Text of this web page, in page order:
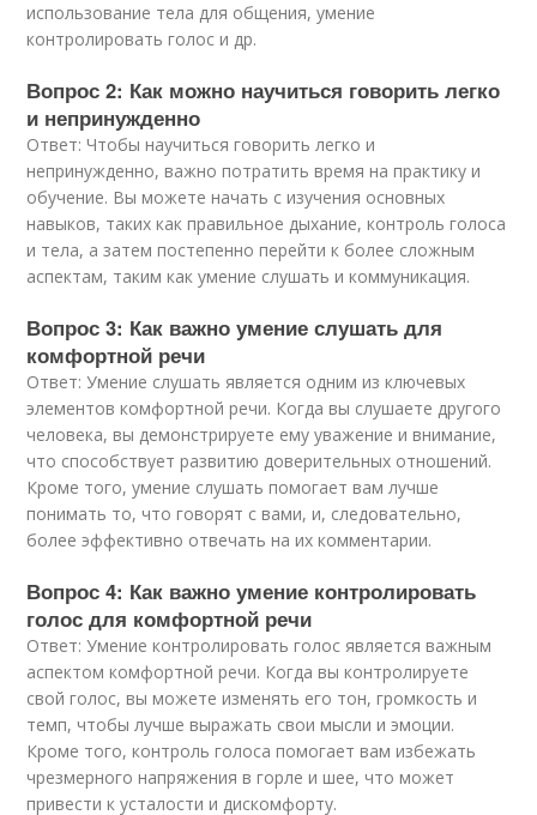
использование тела для общения, умение
контролировать голос и др.
Вопрос 2: Как можно научиться говорить легко
и непринужденно
Ответ: Чтобы научиться говорить легко и
непринужденно, важно потратить время на практику и
обучение. Вы можете начать с изучения основных
навыков, таких как правильное дыхание, контроль голоса
и тела, а затем постепенно перейти к более сложным
аспектам, таким как умение слушать и коммуникация.
Вопрос 3: Как важно умение слушать для
комфортной речи
Ответ: Умение слушать является одним из ключевых
элементов комфортной речи. Когда вы слушаете другого
человека, вы демонстрируете ему уважение и внимание,
что способствует развитию доверительных отношений.
Кроме того, умение слушать помогает вам лучше
понимать то, что говорят с вами, и, следовательно,
более эффективно отвечать на их комментарии.
Вопрос 4: Как важно умение контролировать
голос для комфортной речи
Ответ: Умение контролировать голос является важным
аспектом комфортной речи. Когда вы контролируете
свой голос, вы можете изменять его тон, громкость и
темп, чтобы лучше выражать свои мысли и эмоции.
Кроме того, контроль голоса помогает вам избежать
чрезмерного напряжения в горле и шее, что может
привести к усталости и дискомфорту.